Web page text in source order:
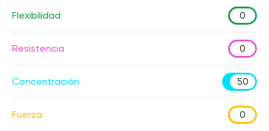
Flexibilidad 0
Resistencia 0
Concentración 50
Fuerza 0